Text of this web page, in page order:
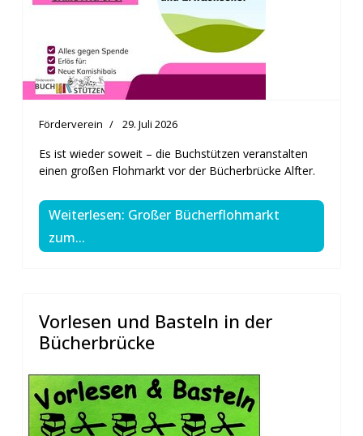
Förderverein 29. Juli 2026
Es ist wieder soweit – die Buchstützen veranstalten
einen großen Flohmarkt vor der Bücherbrücke Alfter.
Weiterlesen: Großer Bücherflohmarkt
zum...
Vorlesen und Basteln in der
Bücherbrücke